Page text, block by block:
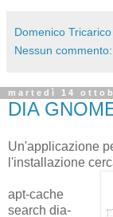
Domenico Tricarico
Nessun commento:
martedì 14
DIA
Un'applicazione
l'installazione
apt-cache
search dia-